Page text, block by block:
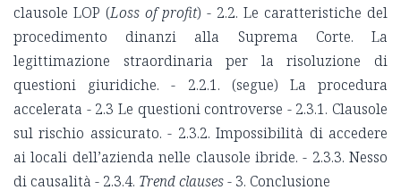
clausole LOP (Loss of profit) - 2.2. Le caratteristiche del
procedimento dinanzi alla Suprema Corte. La
legittimazione straordinaria per la risoluzione di
questioni giuridiche. - 2.2.1. (segue) La procedura
accelerata - 2.3 Le questioni controverse - 2.3.1. Clausole
sul rischio assicurato. - 2.3.2. Impossibilità di accedere
ai locali dell’azienda nelle clausole ibride. - 2.3.3. Nesso
di causalità - 2.3.4. Trend clauses- 3. Conclusione